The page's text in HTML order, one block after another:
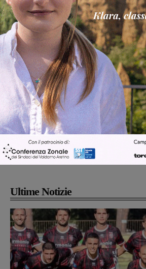
Cronaca 4 Agosto 2026
Un anno fa la strage in A1 in
Gianni, Giulia e Franco. Lo
processo, lo stop ai sorpassi
Articolo precedente
per la Casa e l’Ospedale di Comunità.
Contrari allo smantellamento del
presidio”
a
Ultime Notizie